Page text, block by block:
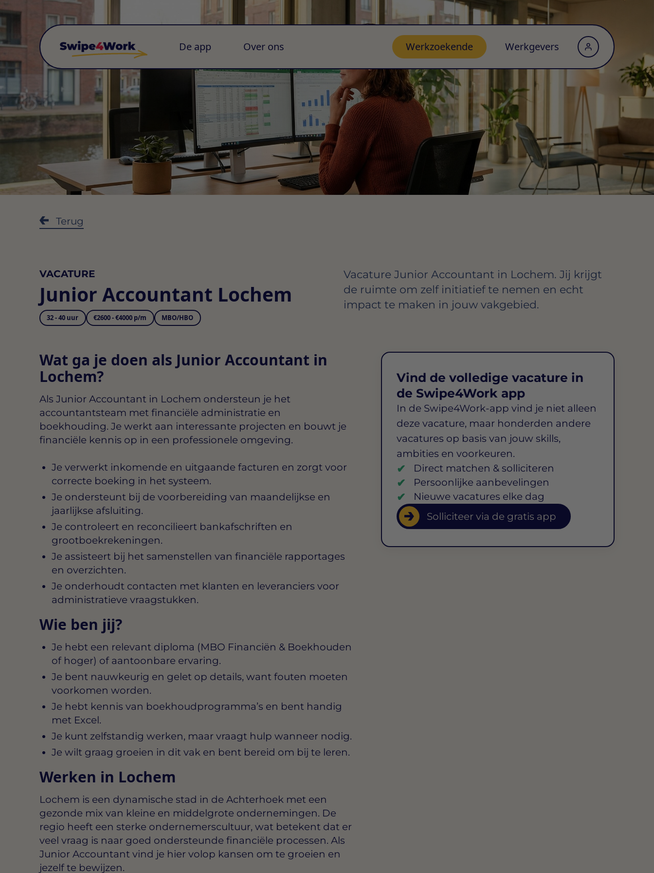
De app Over ons Werkzoekende Werkgevers
Terug
VACATURE
Junior Accountant Lochem
32 - 40 uur €2600 - €4000 p/m MBO/HBO
Vacature Junior Accountant in Lochem. Jij krijgt
de ruimte om zelf initiatief te nemen en echt
impact te maken in jouw vakgebied.
Wat ga je doen als Junior Accountant in
Lochem?
Als Junior Accountant in Lochem ondersteun je het
accountantsteam met financiële administratie en
boekhouding. Je werkt aan interessante projecten en bouwt je
financiële kennis op in een professionele omgeving.
Je verwerkt inkomende en uitgaande facturen en zorgt voor
correcte boeking in het systeem.
Je ondersteunt bij de voorbereiding van maandelijkse en
jaarlijkse afsluiting.
Je controleert en reconcilieert bankafschriften en
grootboekrekeningen.
Je assisteert bij het samenstellen van financiële rapportages
en overzichten.
Je onderhoudt contacten met klanten en leveranciers voor
administratieve vraagstukken.
Wie ben jij?
Je hebt een relevant diploma (MBO Financiën & Boekhouden
of hoger) of aantoonbare ervaring.
Je bent nauwkeurig en gelet op details, want fouten moeten
voorkomen worden.
Je hebt kennis van boekhoudprogramma’s en bent handig
met Excel.
Je kunt zelfstandig werken, maar vraagt hulp wanneer nodig.
Je wilt graag groeien in dit vak en bent bereid om bij te leren.
Werken in Lochem
Lochem is een dynamische stad in de Achterhoek met een
gezonde mix van kleine en middelgrote ondernemingen. De
regio heeft een sterke ondernemerscultuur, wat betekent dat er
veel vraag is naar goed ondersteunde financiële processen. Als
Junior Accountant vind je hier volop kansen om te groeien en
jezelf te bewijzen.
Vind de volledige vacature in
de Swipe4Work app
In de Swipe4Work-app vind je niet alleen
deze vacature, maar honderden andere
vacatures op basis van jouw skills,
ambities en voorkeuren.
Direct matchen & solliciteren
Persoonlijke aanbevelingen
Nieuwe vacatures elke dag
Solliciteer via de gratis app